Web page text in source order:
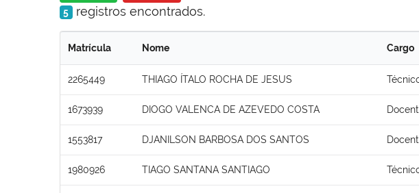
5 registros encontrados.
Matrícula Nome Cargo
2265449 THIAGO ÍTALO ROCHA DE JESUS
1673939 DIOGO VALENCA DE AZEVEDO COSTA
1553817 DJANILSON BARBOSA DOS SANTOS
1980926 TIAGO SANTANA SANTIAGO